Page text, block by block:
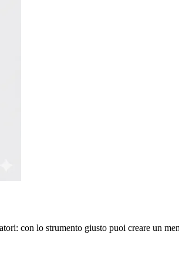
con lo strumento giusto puoi creare un